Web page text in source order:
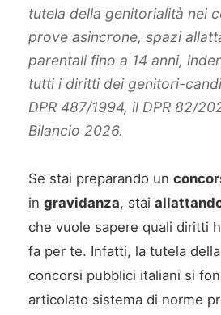
tutela della genitorialità nei
prove asincrone, spazi
parentali fino a 14 anni,
tutti i diritti dei genitori-
DPR 487/1994, il DPR 82/
Bilancio 2026.
Se stai preparando un
in gravidanza, stai
che vuole sapere quali diritti
fa per te. Infatti, la tutela
concorsi pubblici italiani si
articolato sistema di norme